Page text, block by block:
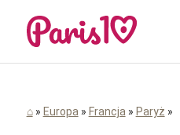
⌂» Europa » Francja » Paryż »